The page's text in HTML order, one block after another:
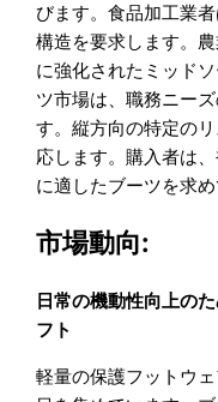
びます。食品加工業
構造を要求します。
に強化されたミッド
ツ市場は、職務ニー
す。縦方向の特定の
応します。購入者は
に適したブーツを求め
市場動向:
日常の機動性向上の
フト
軽量の保護フットウ